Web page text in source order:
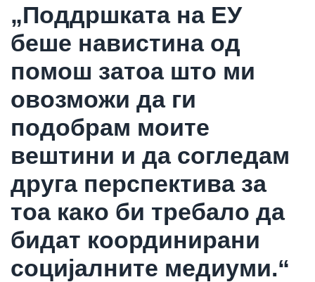
„Поддршката на ЕУ
беше навистина од
помош затоа што ми
овозможи да ги
подобрам моите
вештини и да согледам
друга перспектива за
тоа како би требало да
бидат координирани
социјалните медиуми.“